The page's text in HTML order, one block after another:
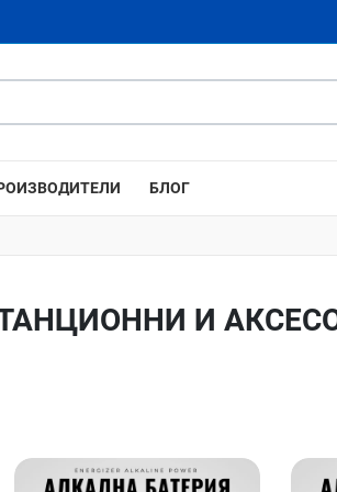
БЛОГ
И
в любими Добави